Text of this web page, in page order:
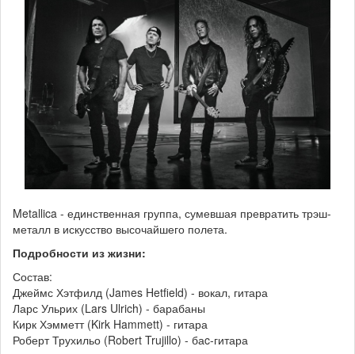
Metallica - единственная группа, сумевшая превратить трэш-
металл в искусство высочайшего полета.
Подробности из жизни:
Состав:
Джеймс Хэтфилд (James Hetfield) - вокал, гитара
Ларс Ульрих (Lars Ulrich) - барабаны
Кирк Хэмметт (Kirk Hammett) - гитара
Роберт Трухильо (Robert Trujillo) - баc-гитара